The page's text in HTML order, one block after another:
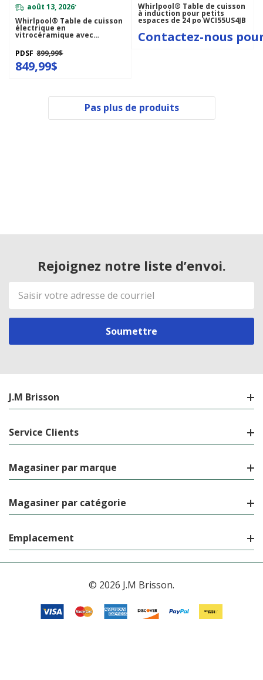
août 13, 2026*
Whirlpool® Table de cuisson
électrique en
vitrocéramique avec
élément radiant double - 30
po WCE55US0HB
PDSF 899,99$
849,99$
Whirlpool® Table de cuisson
à induction pour petits
espaces de 24 po WCI55US4JB
Contactez-nous
Pas plus de produits
Rejoignez notre liste d’envoi.
Adresse
de
courriel
J.M Brisson
Service Clients
Magasiner par marque
Magasiner par catégorie
Emplacement
© 2026 J.M Brisson.